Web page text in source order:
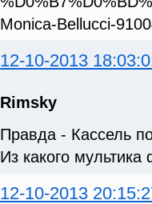
12-10-2013
Rimsky
Правда - Кассель
Из какого
12-10-2013